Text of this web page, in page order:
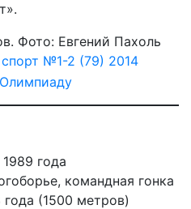
Фото: Евгений Пахоль
№1-2 (79) 2014
года
командная гонка
(1500 метров)